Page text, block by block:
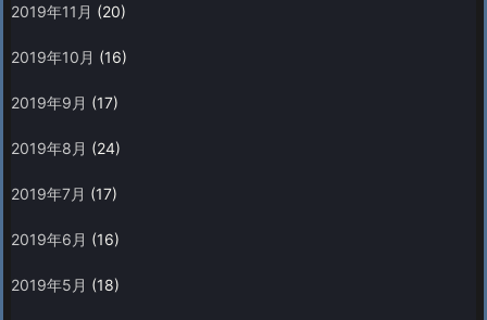
2019年11月 (20)
2019年10月 (16)
2019年9月 (17)
2019年8月 (24)
2019年7月 (17)
2019年6月 (16)
2019年5月 (18)